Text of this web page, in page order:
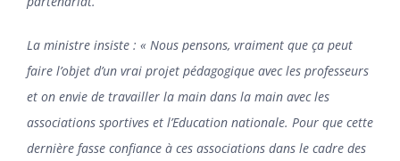
La ministre insiste : « Nous pensons, vraiment que ça peut
faire l’objet d’un vrai projet pédagogique avec les professeurs
et on envie de travailler la main dans la main avec les
associations sportives et l’Education nationale. Pour que cette
dernière fasse confiance à ces associations dans le cadre des